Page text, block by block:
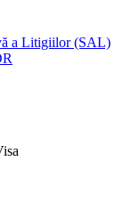
a Litigiilor (SAL)